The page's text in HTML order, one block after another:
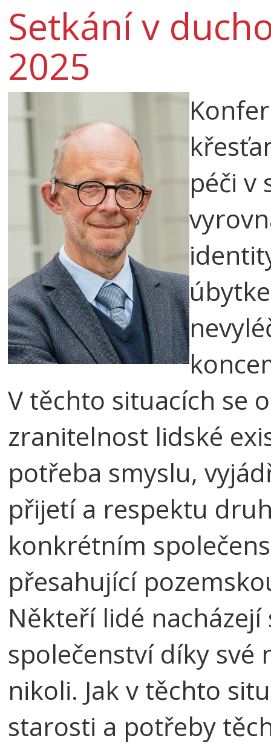
Setkání v
2025
péči v
V těchto situacích se
zranitelnost lidské
potřeba smyslu,
přijetí a respektu
konkrétním
přesahující
Někteří lidé
společenství díky své
nikoli. Jak v těchto
starosti a potřeby